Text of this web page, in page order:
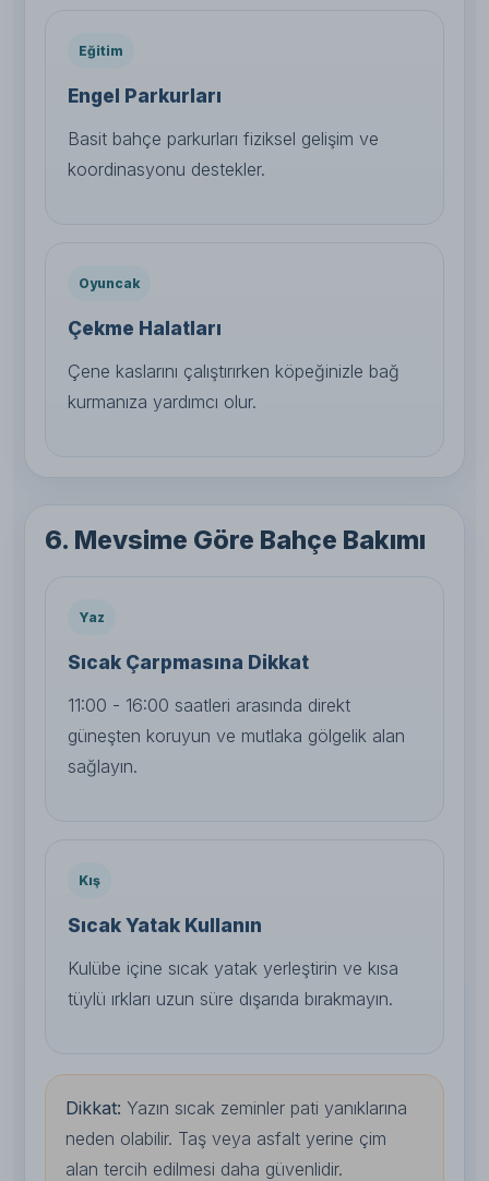
Eğitim
Engel Parkurları
Basit bahçe parkurları fiziksel gelişim ve
koordinasyonu destekler.
Oyuncak
Çekme Halatları
Çene kaslarını çalıştırırken köpeğinizle bağ
kurmanıza yardımcı olur.
6. Mevsime Göre Bahçe Bakımı
Yaz
Sıcak Çarpmasına Dikkat
11:00 - 16:00 saatleri arasında direkt
güneşten koruyun ve mutlaka gölgelik alan
sağlayın.
Kış
Sıcak Yatak Kullanın
Kulübe içine sıcak yatak yerleştirin ve kısa
tüylü ırkları uzun süre dışarıda bırakmayın.
Dikkat: Yazın sıcak zeminler pati yanıklarına
neden olabilir. Taş veya asfalt yerine çim
alan tercih edilmesi daha güvenlidir.